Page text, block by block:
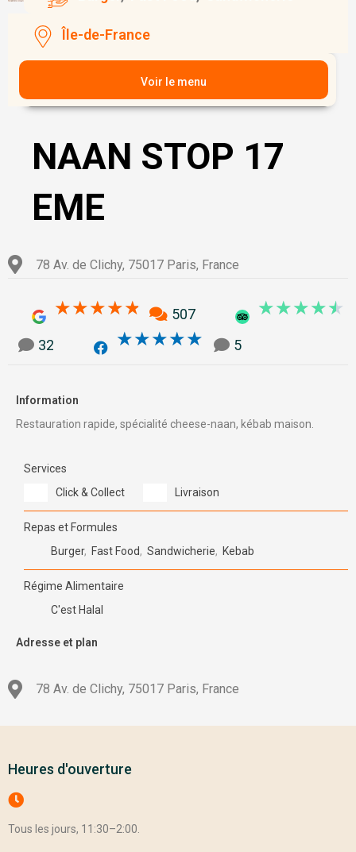
Île-de-France
Voir le menu
NAAN STOP 17
EME
78 Av. de Clichy, 75017 Paris, France
★★★★★ 4.8/5507 ★★★★★
32 ★★★★★ 5/5 5
Information
Restauration rapide, spécialité cheese-naan, kébab maison.
Services
Click & Collect
Livraison
Repas et Formules
Burger, Fast Food, Sandwicherie, Kebab
Régime Alimentaire
C'est Halal
Adresse et plan
78 Av. de Clichy, 75017 Paris, France
Heures d'ouverture
Tous les jours, 11:30–2:00.